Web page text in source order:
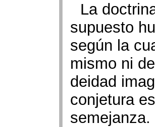
La
supuesto
según la
mismo ni
deidad
conjetura
semejanza.